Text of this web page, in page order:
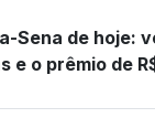
Sena de hoje:
e o prêmio de